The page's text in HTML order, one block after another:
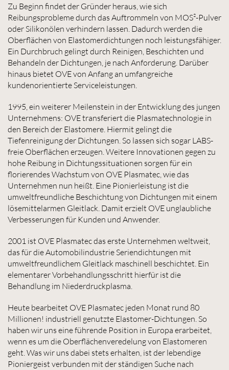
Zu Beginn findet der Gründer heraus, wie sich
Reibungsprobleme durch das Auftrommeln von MOS²-Pulver
oder Silikonölen verhindern lassen. Dadurch werden die
Oberflächen von Elastomerdichtungen noch leistungsfähiger.
Ein Durchbruch gelingt durch Reinigen, Beschichten und
Behandeln der Dichtungen, je nach Anforderung. Darüber
hinaus bietet OVE von Anfang an umfangreiche
kundenorientierte Serviceleistungen.
1995, ein weiterer Meilenstein in der Entwicklung des jungen
Unternehmens: OVE transferiert die Plasmatechnologie in
den Bereich der Elastomere. Hiermit gelingt die
Tiefenreinigung der Dichtungen. So lassen sich sogar LABS-
freie Oberflächen erzeugen. Weitere Innovationen gegen zu
hohe Reibung in Dichtungssituationen sorgen für ein
florierendes Wachstum von OVE Plasmatec, wie das
Unternehmen nun heißt. Eine Pionierleistung ist die
umweltfreundliche Beschichtung von Dichtungen mit einem
lösemittelarmen Gleitlack. Damit erzielt OVE unglaubliche
Verbesserungen für Kunden und Anwender.
2001 ist OVE Plasmatec das erste Unternehmen weltweit,
das für die Automobilindustrie Seriendichtungen mit
umweltfreundlichem Gleitlack maschinell beschichtet. Ein
elementarer Vorbehandlungsschritt hierfür ist die
Behandlung im Niederdruckplasma.
Heute bearbeitet OVE Plasmatec jeden Monat rund 80
Millionen! industriell genutzte Elastomer-Dichtungen. So
haben wir uns eine führende Position in Europa erarbeitet,
wenn es um die Oberflächenveredelung von Elastomeren
geht. Was wir uns dabei stets erhalten, ist der lebendige
Pioniergeist verbunden mit der ständigen Suche nach